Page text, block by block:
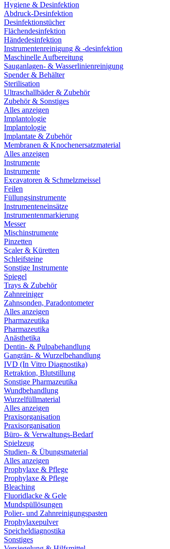
Hygiene & Desinfektion
Abdruck-Desinfektion
Desinfektionstücher
Flächendesinfektion
Händedesinfektion
Instrumentenreinigung & -desinfektion
Maschinelle Aufbereitung
Sauganlagen- & Wasserlinienreinigung
Spender & Behälter
Sterilisation
Ultraschallbäder & Zubehör
Zubehör & Sonstiges
Alles anzeigen
Implantologie
Implantologie
Implantate & Zubehör
Membranen & Knochenersatzmaterial
Alles anzeigen
Instrumente
Instrumente
Excavatoren & Schmelzmeissel
Feilen
Füllungsinstrumente
Instrumenteneinsätze
Instrumentenmarkierung
Messer
Mischinstrumente
Pinzetten
Scaler & Küretten
Schleifsteine
Sonstige Instrumente
Spiegel
Trays & Zubehör
Zahnreiniger
Zahnsonden, Paradontometer
Alles anzeigen
Pharmazeutika
Pharmazeutika
Anästhetika
Dentin- & Pulpabehandlung
Gangrän- & Wurzelbehandlung
IVD (In Vitro Diagnostika)
Retraktion, Blutstillung
Sonstige Pharmazeutika
Wundbehandlung
Wurzelfüllmaterial
Alles anzeigen
Praxisorganisation
Praxisorganisation
Büro- & Verwaltungs-Bedarf
Spielzeug
Studien- & Übungsmaterial
Alles anzeigen
Prophylaxe & Pflege
Prophylaxe & Pflege
Bleaching
Fluoridlacke & Gele
Mundspüllösungen
Polier- und Zahnreinigungspasten
Prophylaxepulver
Speicheldiagnostika
Sonstiges